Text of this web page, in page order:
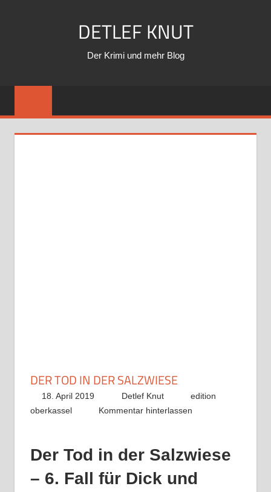
DETLEF KNUT
Der Krimi und mehr Blog
DER TOD IN DER SALZWIESE
18. April 2019 Detlef Knut
edition
oberkassel
Kommentar hinterlassen
Der Tod in der Salzwiese
– 6. Fall für Dick und